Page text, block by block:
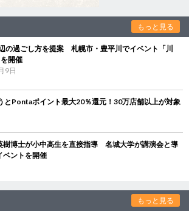
もっと見る
の過ごし方を提案 札幌市・豊平川でイベント「川
開催
9日
とPontaポイント最大20％還元！30万店舗以上が対象
樹博士が小中高生を直接指導 名城大学が講演会と導
ベントを開催
もっと見る